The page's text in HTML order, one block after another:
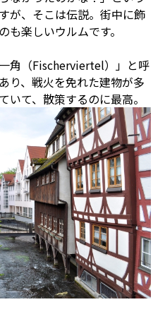
が、そこは伝説。街中に飾
も楽しいウルムです。
角（Fischerviertel）」と呼
り、戦火を免れた建物が多
いて、散策するのに最高。